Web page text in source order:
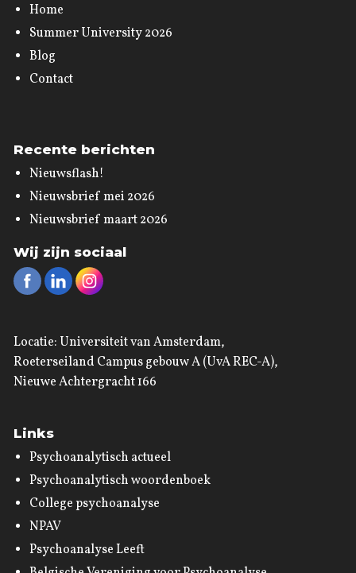
Home
Summer University 2026
Blog
Contact
Recente berichten
Nieuwsflash!
Nieuwsbrief mei 2026
Nieuwsbrief maart 2026
Wij zijn sociaal
Locatie: Universiteit van Amsterdam,
Roeterseiland Campus gebouw A (UvA REC-A),
Nieuwe Achtergracht 166
Links
Psychoanalytisch actueel
Psychoanalytisch woordenboek
College psychoanalyse
NPAV
Psychoanalyse Leeft